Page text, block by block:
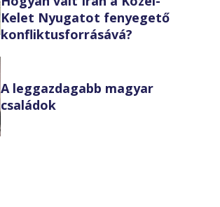
Kelet Nyugatot fenyegető
konfliktusforrásává?
A leggazdagabb magyar
családok